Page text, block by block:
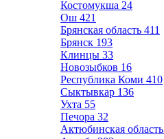
Костомукша 24
Ош 421
Брянская область 411
Брянск 193
Клинцы 33
Новозыбков 16
Республика Коми 410
Сыктывкар 136
Ухта 55
Печора 32
Актюбинская область